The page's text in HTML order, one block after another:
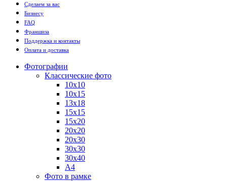
Сделаем за вас
Бизнесу
FAQ
Франшиза
Поддержка и контакты
Оплата и доставка
Фотографии
Классические фото
10х10
10х15
13х18
15х15
15х20
20х20
20х30
30х30
30х40
А4
Фото в рамке